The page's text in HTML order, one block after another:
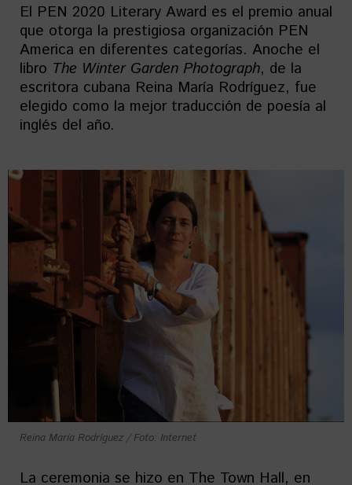
El PEN 2020 Literary Award es el premio anual
que otorga la prestigiosa organización PEN
America en diferentes categorías. Anoche el
libro The Winter Garden Photograph, de la
escritora cubana Reina María Rodríguez, fue
elegido como la mejor traducción de poesía al
inglés del año.
Reina María Rodríguez / Foto: Internet
La ceremonia se hizo en The Town Hall, en